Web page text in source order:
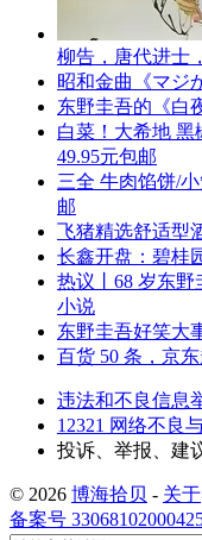
柳告，唐代进士
昭和金曲《マジ
东野圭吾的《白
白菜！大希地 黑
49.95元包邮
三全 牛肉馅饼/
邮
飞猪精选舒适型
长鑫开盘：碧桂
热议丨68 岁东
小说
东野圭吾好笑大
百货 50 条，京
违法和不良信息
12321 网络不良
投诉、举报、建
© 2026 博海拾贝 - 关于
备案号